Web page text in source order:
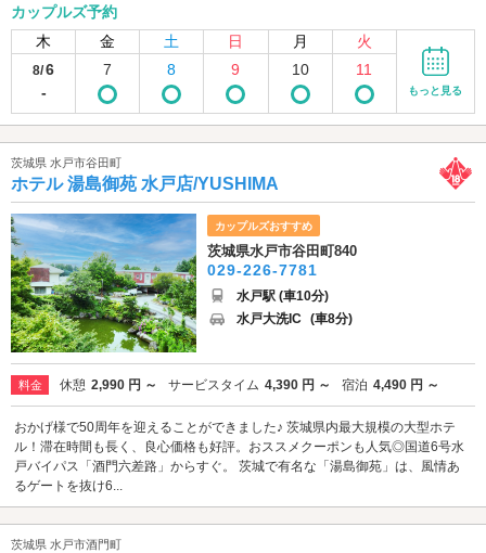
カップルズ予約
木
金 土 日 月 火
8/6
-
7 8 9 10 11
もっと見る
茨城県 水戸市谷田町
ホテル 湯島御苑 水戸店/YUSHIMA
カップルズおすすめ
茨城県水戸市谷田町840
029-226-7781
水戸駅 (車10分)
水戸大洗IC (車8分)
料金 休憩 2,990 円 ～ サービスタイム 4,390 円 ～ 宿泊 4,490 円 ～
おかげ様で50周年を迎えることができました♪ 茨城県内最大規模の大型ホテ
ル！滞在時間も長く、良心価格も好評。おススメクーポンも人気◎国道6号水
戸バイパス「酒門六差路」からすぐ。 茨城で有名な「湯島御苑」は、風情あ
るゲートを抜け6...
茨城県 水戸市酒門町